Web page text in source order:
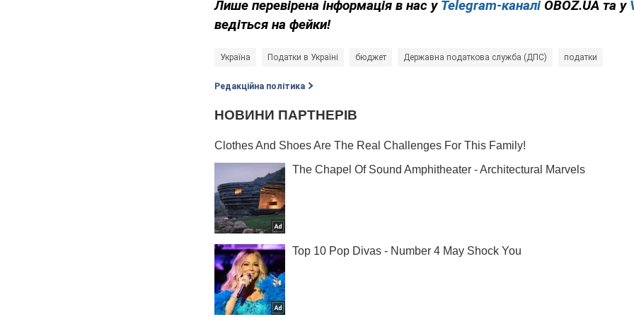
Лише перевірена інформація в нас у Telegram-каналі OBOZ.UA та у
ведіться на фейки!
Україна Податки в Україні бюджет Державна податкова служба (ДПС) податки
Редакційна політика